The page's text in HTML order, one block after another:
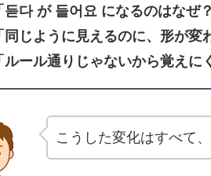
듣다 が 들어요 になるのはなぜ？
同じように見えるのに、形が変
ルール通りじゃないから覚えに
こうした変化はすべて、